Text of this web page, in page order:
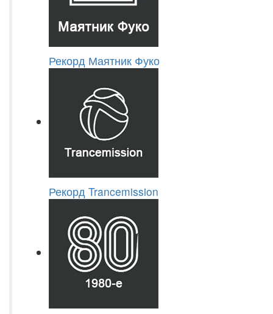
Рекорд Маятник Фуко
Рекорд Trancemission